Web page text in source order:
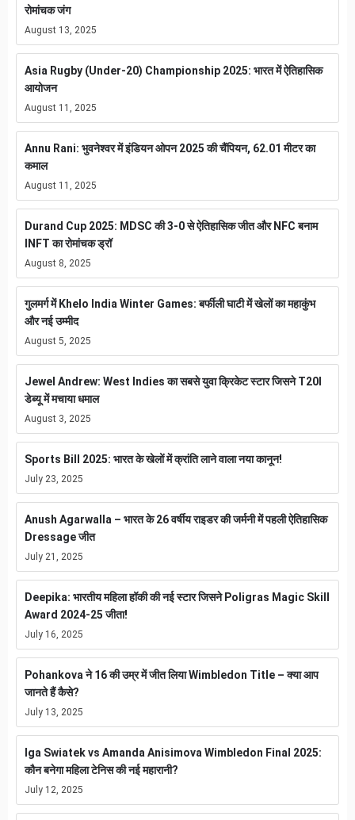
रोमांचक जंग
August 13, 2025
Asia Rugby (Under-20) Championship 2025: भारत में ऐतिहासिक
आयोजन
August 11, 2025
Annu Rani: भुवनेश्वर में इंडियन ओपन 2025 की चैंपियन, 62.01 मीटर का
कमाल
August 11, 2025
Durand Cup 2025: MDSC की 3-0 से ऐतिहासिक जीत और NFC बनाम
INFT का रोमांचक ड्रॉ
August 8, 2025
गुलमर्ग में Khelo India Winter Games: बर्फीली घाटी में खेलों का महाकुंभ
और नई उम्मीद
August 5, 2025
Jewel Andrew: West Indies का सबसे युवा क्रिकेट स्टार जिसने T20I
डेब्यू में मचाया धमाल
August 3, 2025
Sports Bill 2025: भारत के खेलों में क्रांति लाने वाला नया कानून!
July 23, 2025
Anush Agarwalla – भारत के 26 वर्षीय राइडर की जर्मनी में पहली ऐतिहासिक
Dressage जीत
July 21, 2025
Deepika: भारतीय महिला हॉकी की नई स्टार जिसने Poligras Magic Skill
Award 2024-25 जीता!
July 16, 2025
Pohankova ने 16 की उम्र में जीत लिया Wimbledon Title – क्या आप
जानते हैं कैसे?
July 13, 2025
Iga Swiatek vs Amanda Anisimova Wimbledon Final 2025:
कौन बनेगा महिला टेनिस की नई महारानी?
July 12, 2025